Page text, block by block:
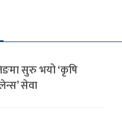
सुरु भयो ‘कृषि
सेवा